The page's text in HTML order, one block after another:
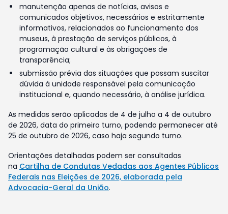
manutenção apenas de notícias, avisos e
comunicados objetivos, necessários e estritamente
informativos, relacionados ao funcionamento dos
museus, à prestação de serviços públicos, à
programação cultural e às obrigações de
transparência;
submissão prévia das situações que possam suscitar
dúvida à unidade responsável pela comunicação
institucional e, quando necessário, à análise jurídica.
As medidas serão aplicadas de 4 de julho a 4 de outubro
de 2026, data do primeiro turno, podendo permanecer até
25 de outubro de 2026, caso haja segundo turno.
Orientações detalhadas podem ser consultadas
na Cartilha de Condutas Vedadas aos Agentes Públicos
Federais nas Eleições de 2026, elaborada pela
Advocacia-Geral da União.